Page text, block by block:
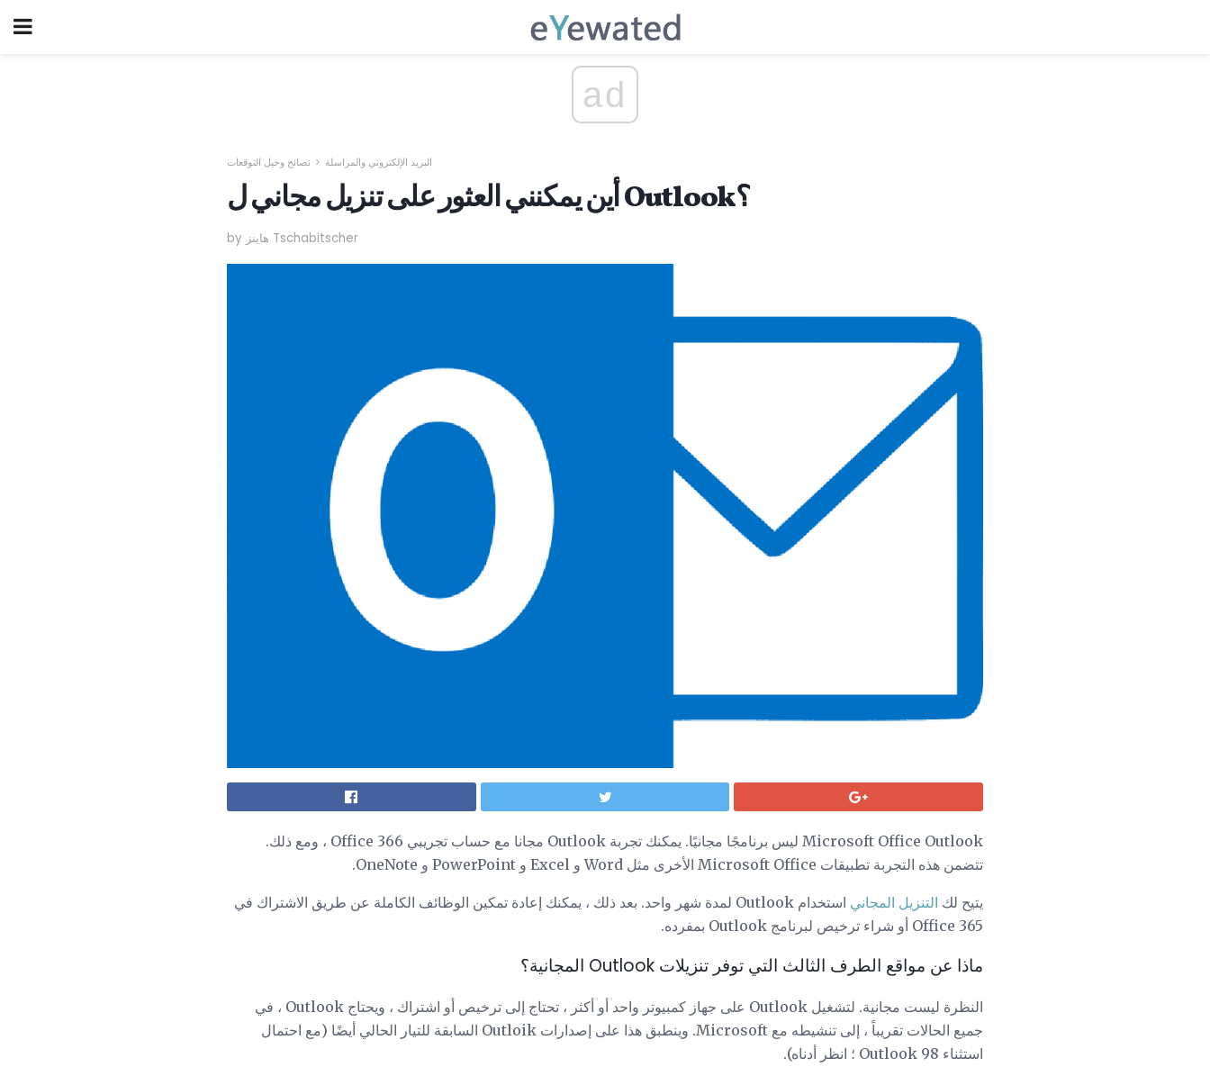
ad
البريد الإلكتروني والمراسلة نصائح وحيل التوقعات
أين يمكنني العثور على تنزيل مجاني ل Outlook؟
by هاينز Tschabitscher
Microsoft Office Outlook ليس برنامجًا مجانيًا. يمكنك تجربة Outlook مجانا مع حساب تجريبي Office 366 ، ومع ذلك.
تتضمن هذه التجربة تطبيقات Microsoft Office الأخرى مثل Word و Excel و PowerPoint و OneNote.
يتيح لك التنزيل المجاني
استخدام Outlook لمدة شهر واحد. بعد ذلك ، يمكنك إعادة تمكين الوظائف الكاملة عن طريق الاشتراك في
Office 365 أو شراء ترخيص لبرنامج Outlook بمفرده.
ماذا عن مواقع الطرف الثالث التي توفر تنزيلات Outlook المجانية؟
النظرة ليست مجانية. لتشغيل Outlook على جهاز كمبيوتر واحد أو أكثر ، تحتاج إلى ترخيص أو اشتراك ، ويحتاج Outlook ، في
جميع الحالات تقريباً ، إلى تنشيطه مع Microsoft. وينطبق هذا على إصدارات Outloik السابقة للتيار الحالي أيضًا (مع احتمال
استثناء Outlook 98 ؛ انظر أدناه).